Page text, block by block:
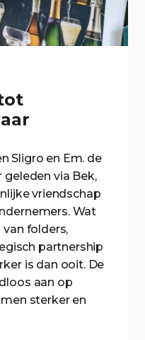
Sligro en Em. de
via Bek,
vriendschap
Wat
folders,
partnership
is dan ooit. De
aan op
sterker en